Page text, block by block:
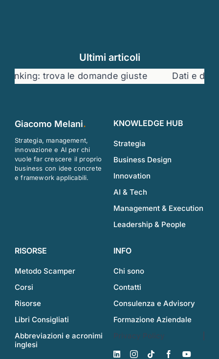
Ultimi articoli
trova le domande giuste Dati e decisioni
Giacomo Melani.
Strategia, management,
innovazione e AI per chi
vuole far crescere il proprio
business con idee concrete
e framework applicabili.
KNOWLEDGE HUB
Strategia
Business Design
Innovation
AI & Tech
Management & Execution
Leadership & People
RISORSE
Metodo Scamper
Corsi
Risorse
Libri Consigliati
Abbreviazioni e acronimi
inglesi
INFO
Chi sono
Contatti
Consulenza e Advisory
Formazione Aziendale
Privacy Policy